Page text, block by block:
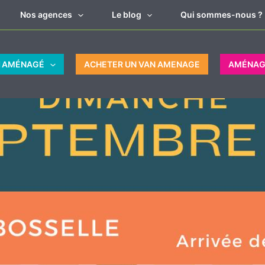
Nos agences Le blog Qui sommes-nous ?
AMÉNAGÉ ACHETER UN VAN AMENAGE